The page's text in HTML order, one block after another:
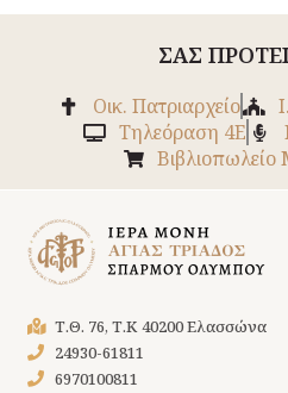
ΣΑΣ
Οικ. Πατριαρχείο
Tηλεόραση 4Ε
Βιβλιοπωλείο
Τ.Θ. 76, Τ.Κ 40200 Ελασσώνα
24930-61811
6970100811